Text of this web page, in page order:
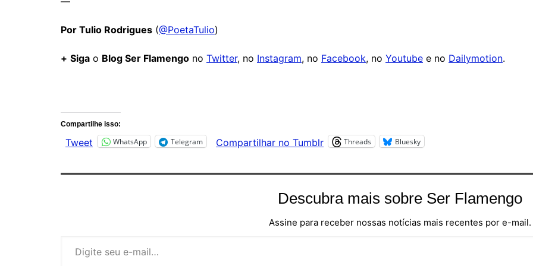
Por Tulio Rodrigues (@PoetaTulio)
+ Siga o Blog Ser Flamengo no Twitter, no Instagram, no Facebook, no Youtube e no Dailymotion.
Compartilhe isso:
Tweet WhatsApp Telegram Compartilhar no Tumblr Threads Bluesky
Descubra mais sobre Ser Flamengo
Assine para receber nossas notícias mais recentes por e-mail.